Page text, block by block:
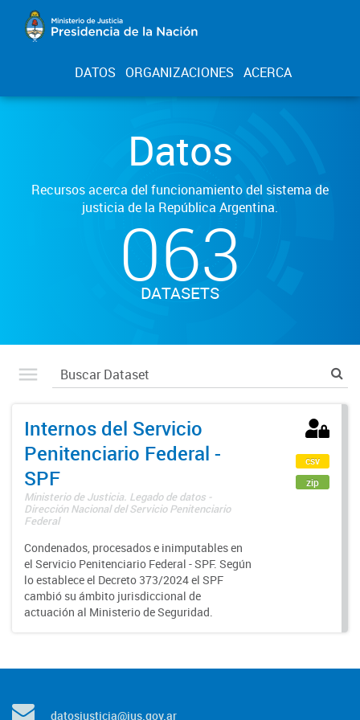
DATOS ORGANIZACIONES ACERCA
Datos
Recursos acerca del funcionamiento del sistema de
justicia de la República Argentina.
063
DATASETS
Internos del Servicio
Penitenciario Federal -
SPF
Ministerio de Justicia. Legado de datos -
Dirección Nacional del Servicio Penitenciario
Federal
Condenados, procesados e inimputables en
el Servicio Penitenciario Federal - SPF. Según
lo establece el Decreto 373/2024 el SPF
cambió su ámbito jurisdiccional de
actuación al Ministerio de Seguridad.
csv
zip
datosjusticia@jus.gov.ar